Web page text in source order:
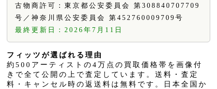
古物商許可：東京都公安委員会 第308840707709
号／神奈川県公安委員会 第452760009709号
最終更新日：2026年7月11日
フィッツが選ばれる理由
約500アーティストの4万点の買取価格帯を画像付
きで全て公開の上で査定しています。送料・査定
料・キャンセル時の返送料は無料です。日本全国か